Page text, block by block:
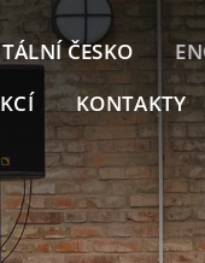
KONTAKTY
ČESKO